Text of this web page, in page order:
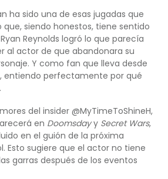
ha sido una de esas jugadas que
siendo honestos, tiene sentido
Reynolds logró lo que parecía
al actor de que abandonara su
Y como fan que lleva desde
entiendo perfectamente por qué
del insider @MyTimeToShineH,
en Doomsdayy Secret Wars,
en el guión de la próxima
Esto sugiere que el actor no tiene
garras después de los eventos